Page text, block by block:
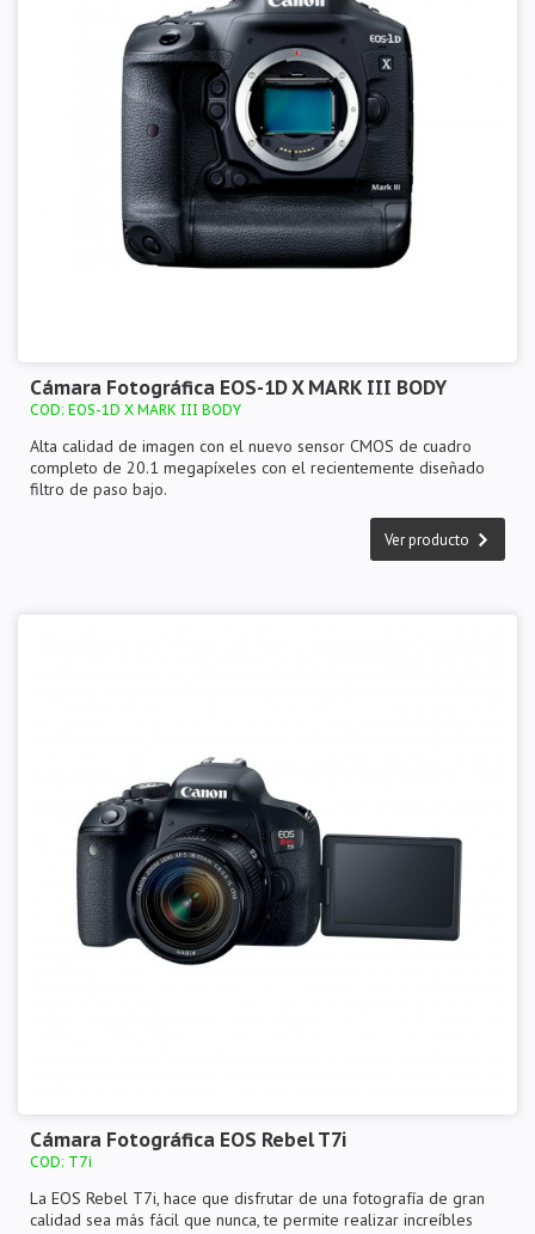
Cámara Fotográfica EOS-1D X MARK III BODY
COD: EOS-1D X MARK III BODY
Alta calidad de imagen con el nuevo sensor CMOS de cuadro
completo de 20.1 megapíxeles con el recientemente diseñado
filtro de paso bajo.
Ver producto
Cámara Fotográfica EOS Rebel T7i
COD: T7i
La EOS Rebel T7i, hace que disfrutar de una fotografía de gran
calidad sea más fácil que nunca, te permite realizar increíbles